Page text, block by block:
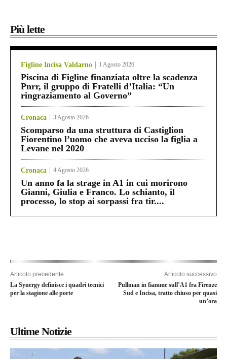
Più lette
Figline Incisa Valdarno 1 Agosto 2026
Piscina di Figline finanziata oltre la scadenza
Pnrr, il gruppo di Fratelli d’Italia: “Un
ringraziamento al Governo”
Cronaca 3 Agosto 2026
Scomparso da una struttura di Castiglion
Fiorentino l’uomo che aveva ucciso la figlia a
Levane nel 2020
Cronaca 4 Agosto 2026
Un anno fa la strage in A1 in cui morirono
Gianni, Giulia e Franco. Lo schianto, il
processo, lo stop ai sorpassi fra tir....
Articolo precedente
La Synergy definisce i quadri tecnici
per la stagione alle porte
Articolo successivo
Pullman in fiamme sull’A1 fra Firenze
Sud e Incisa, tratto chiuso per quasi
un’ora
Ultime Notizie